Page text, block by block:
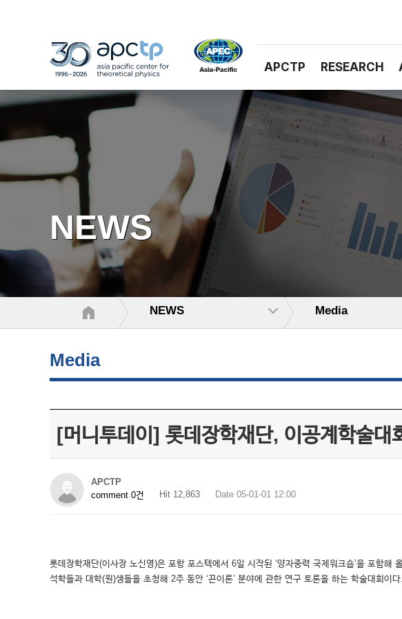
APCTP RESEARCH
NEWS
NEWS Media
Media
[머니투데이] 롯데장학재단, 이공계학술대
APCTP
comment 0건
Hit 12,863 Date 05-01-01 12:00
롯데장학재단(이사장 노신영)은 포항 포스텍에서 6일 시작된 ‘양자중력 국제워크숍’을 포함
석학들과 대학(원)생들을 초청해 2주 동안 ‘끈이론’ 분야에 관한 연구 토론을 하는 학술대회이다.